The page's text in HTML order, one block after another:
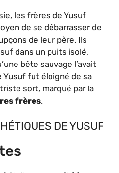
les frères de Yusuf
de se débarrasser de
de leur père. Ils
dans un puits isolé,
bête sauvage l’avait
Yusuf fut éloigné de sa
sort, marqué par la
frères.
DE YUSUF